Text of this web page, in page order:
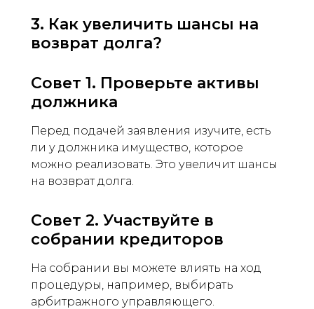
3. Как увеличить шансы на
возврат долга?
Совет 1. Проверьте активы
должника
Перед подачей заявления изучите, есть
ли у должника имущество, которое
можно реализовать. Это увеличит шансы
на возврат долга.
Совет 2. Участвуйте в
собрании кредиторов
На собрании вы можете влиять на ход
процедуры, например, выбирать
арбитражного управляющего.